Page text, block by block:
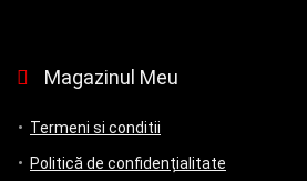
Magazinul Meu
Termeni si conditii
Politică de confidențialitate